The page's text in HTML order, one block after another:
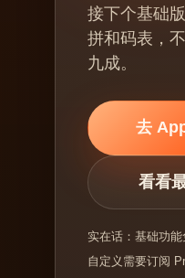
接下个基础
拼和码表，
九成。
去
看看
实在话：基础功
自定义需要订阅